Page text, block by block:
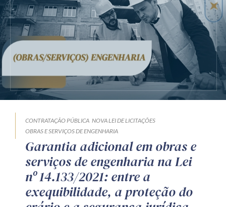
CONTRATAÇÃO PÚBLICA NOVA LEI DE LICITAÇÕES
OBRAS E SERVIÇOS DE ENGENHARIA
Garantia adicional em obras e
serviços de engenharia na Lei
nº 14.133/2021: entre a
exequibilidade, a proteção do